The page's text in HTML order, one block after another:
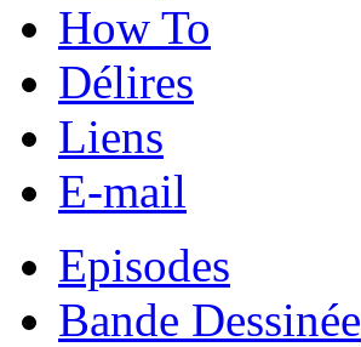
How To
Délires
Liens
E-mail
Episodes
Bande Dessinée